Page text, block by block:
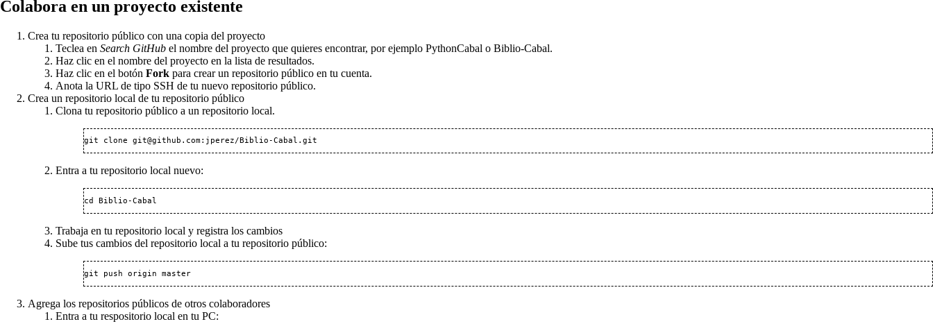
Colabora en un proyecto existente
Crea tu repositorio público con una copia del proyecto
Teclea en Search GitHub el nombre del proyecto que quieres encontrar, por ejemplo PythonCabal o Biblio-Cabal.
Haz clic en el nombre del proyecto en la lista de resultados.
Haz clic en el botón Fork para crear un repositorio público en tu cuenta.
Anota la URL de tipo SSH de tu nuevo repositorio público.
Crea un repositorio local de tu repositorio público
Clona tu repositorio público a un repositorio local.
git clone git@github.com:jperez/Biblio-Cabal.git
Entra a tu repositorio local nuevo:
cd Biblio-Cabal
Trabaja en tu repositorio local y registra los cambios
Sube tus cambios del repositorio local a tu repositorio público:
git push origin master
Agrega los repositorios públicos de otros colaboradores
Entra a tu respositorio local en tu PC: